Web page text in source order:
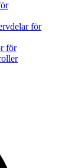
för
för